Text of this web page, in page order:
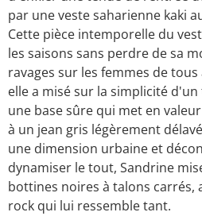
par une veste saharienne kaki
Cette pièce intemporelle du
les saisons sans perdre de sa
ravages sur les femmes de tous
elle a misé sur la simplicité
une base sûre qui met en
à un jean gris légèrement
une dimension urbaine et
dynamiser le tout, Sandrine
bottines noires à talons
rock qui lui ressemble tant.